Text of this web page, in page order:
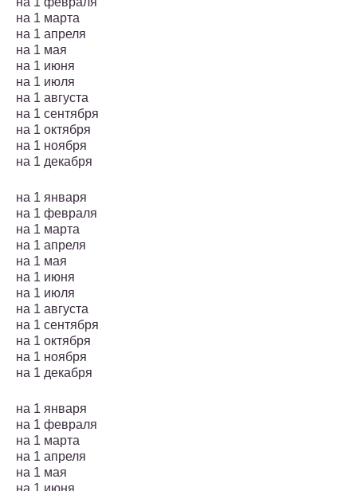
на 1 марта
на 1 апреля
на 1 мая
на 1 июня
на 1 июля
на 1 августа
на 1 сентября
на 1 октября
на 1 ноября
на 1 декабря
на 1 января
на 1 февраля
на 1 марта
на 1 апреля
на 1 мая
на 1 июня
на 1 июля
на 1 августа
на 1 сентября
на 1 октября
на 1 ноября
на 1 декабря
на 1 января
на 1 февраля
на 1 марта
на 1 апреля
на 1 мая